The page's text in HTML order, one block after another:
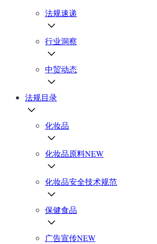
法规速递
行业洞察
中贸动态
法规目录
化妆品
化妆品原料NEW
化妆品安全技术规范
保健食品
广告宣传NEW